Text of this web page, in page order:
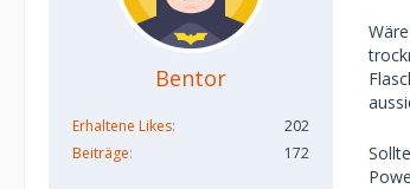
Bentor
Erhaltene Likes
202
Beiträge
172